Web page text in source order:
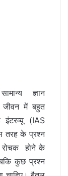
सामान्य ज्ञान
में बहुत
(IAS
तरह के प्रश्न
रोचकहोने के
कुछ प्रश्न